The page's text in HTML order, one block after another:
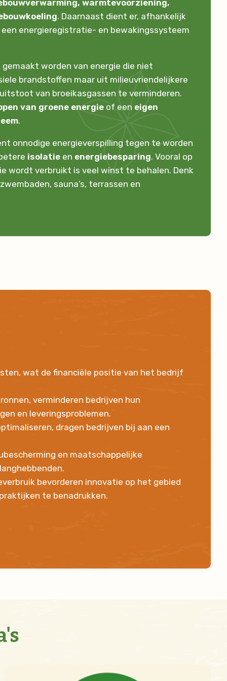
warmtevoorziening,
. Daarnaast dient er, afhankelijk
energieregistratie- en bewakingssysteem
gemaakt worden van energie die niet
brandstoffen maar uit milieuvriendelijkere
van broeikasgassen te verminderen.
van groene energie of een eigen
.
onnodige energieverspilling tegen te worden
isolatie en energiebesparing. Vooral op
wordt verbruikt is veel winst te behalen. Denk
sauna’s, terrassen en
wat de financiële positie van het bedrijf
verminderen bedrijven hun
en leveringsproblemen.
dragen bedrijven bij aan een
en maatschappelijke
bevorderen innovatie op het gebied
te benadrukken.